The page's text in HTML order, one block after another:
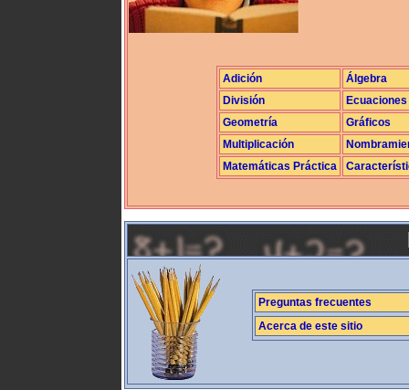
Adición
Álgebra
División
Ecuaciones
Geometría
Gráficos
Multiplicación
Matemáticas Práctica
Preguntas frecuentes
Acerca de este sitio